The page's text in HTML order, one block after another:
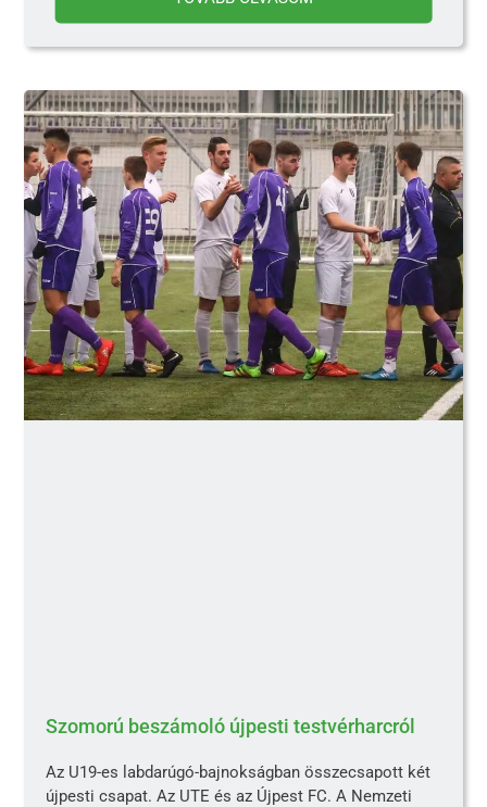
Szomorú beszámoló újpesti testvérharcról
Az U19-es labdarúgó-bajnokságban összecsapott két
újpesti csapat. Az UTE és az Újpest FC. A Nemzeti